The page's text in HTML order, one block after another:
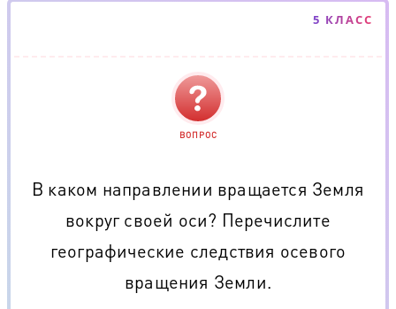
5 КЛАСС
ВОПРОС
В каком направлении вращается Земля
вокруг своей оси? Перечислите
географические следствия осевого
вращения Земли.